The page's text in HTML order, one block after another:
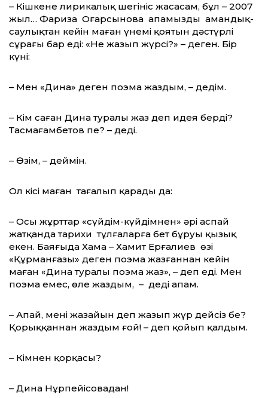
– Кішкене лирикалық шегініс жасасам, бұл – 2007
жыл… Фариза Оңғарсынова апамыздың амандық-
саулықтан кейін маған үнемі қоятын дәстүрлі
сұрағы бар еді: «Не жазып жүрсің?» – деген. Бір
күні:
– Мен «Дина» деген поэма жаздым, – дедім.
– Кім саған Дина туралы жаз деп идея берді?
Тасмағамбетов пе? – деді.
– Өзім, – деймін.
Ол кісі маған таңғалып қарады да:
– Осы жұрттар «сүйдім-күйдімнен» әрі аспай
жатқанда тарихи тұлғаларға бет бұруың қызық
екен. Баяғыда Хамаң – Хамит Ерғалиев өзі
«Құрманғазы» деген поэма жазғаннан кейін
маған «Дина туралы поэма жаз», – деп еді. Мен
поэма емес, өлең жаздым, – деді апам.
– Апай, мені жазайын деп жазып жүр дейсіз бе?
Қорыққаннан жаздым ғой! – деп қойып қалдым.
– Кімнен қорқасың?
– Дина Нұрпейісовадан!